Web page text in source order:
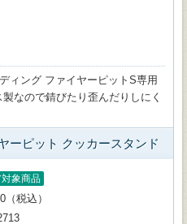
ィング ファイヤーピットS専用
なので錆びたり歪んだりしにく
ーピット クッカースタンド
象商品
（税込）